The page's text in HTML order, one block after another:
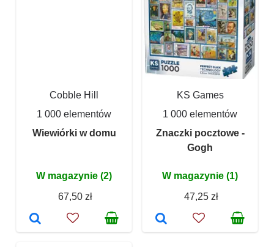
Cobble Hill
1 000 elementów
Wiewiórki w domu
W magazynie (2)
67,50 zł
KS Games
1 000 elementów
Znaczki pocztowe -
Gogh
W magazynie (1)
47,25 zł